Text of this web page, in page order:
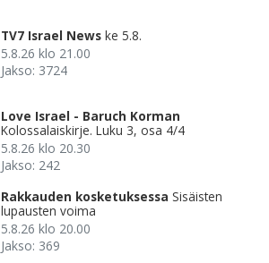
TV7 Israel News ke 5.8.
5.8.26 klo 21.00
Jakso: 3724
Love Israel - Baruch Korman
Kolossalaiskirje. Luku 3, osa 4/4
5.8.26 klo 20.30
Jakso: 242
Rakkauden kosketuksessa Sisäisten
lupausten voima
5.8.26 klo 20.00
Jakso: 369